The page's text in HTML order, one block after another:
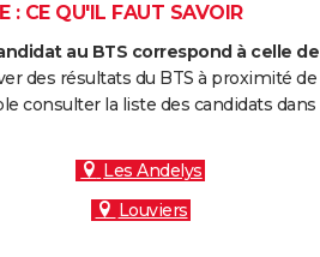
: CE QU'IL FAUT SAVOIR
au BTS correspond à celle de
des résultats du BTS à proximité de
consulter la liste des candidats dans
Les Andelys
Louviers